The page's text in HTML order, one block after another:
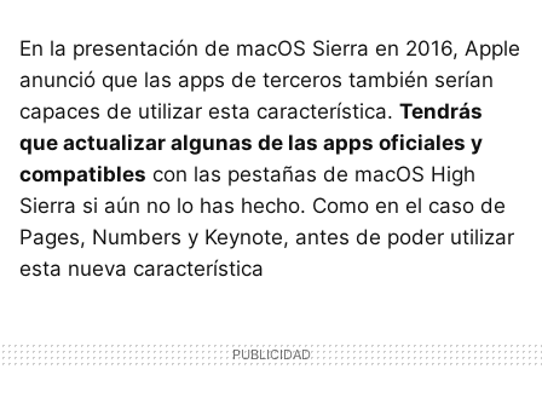
En la presentación de macOS Sierra en 2016, Apple
anunció que las apps de terceros también serían
capaces de utilizar esta característica. Tendrás
que actualizar algunas de las apps oficiales y
compatibles con las pestañas de macOS High
Sierra si aún no lo has hecho. Como en el caso de
Pages, Numbers y Keynote, antes de poder utilizar
esta nueva característica